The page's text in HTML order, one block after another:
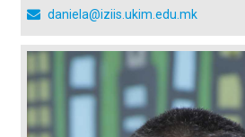
daniela@iziis.ukim.edu.mk